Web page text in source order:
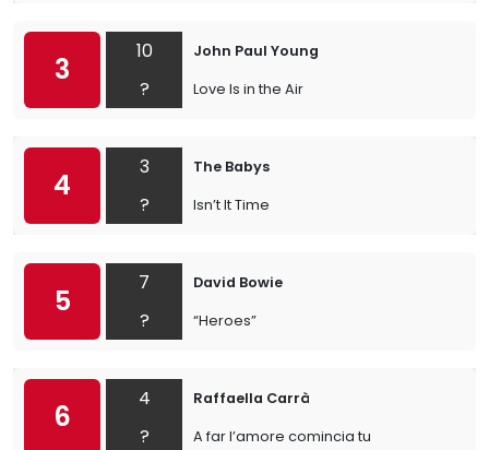
3
10
?
John Paul Young
Love Is in the Air
4
3
?
The Babys
Isn’t It Time
5
7
?
David Bowie
“Heroes”
6
4
?
Raffaella Carrà
A far l’amore comincia tu